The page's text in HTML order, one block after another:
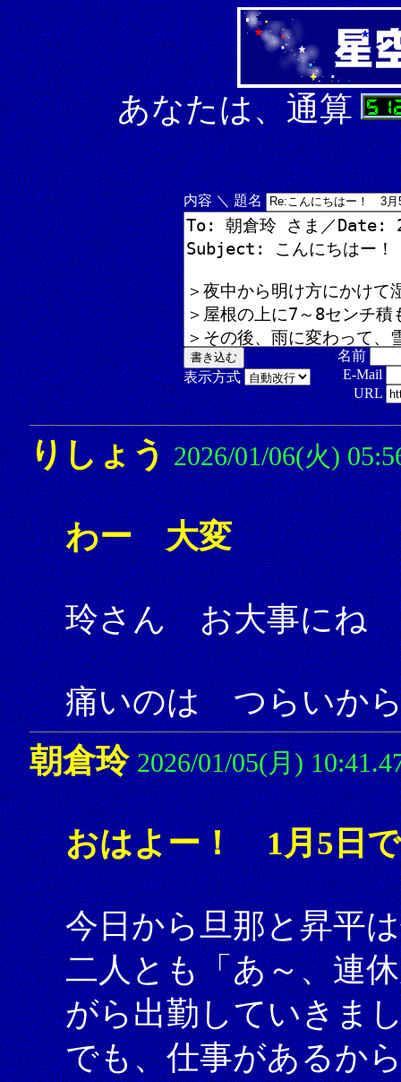
あなたは、通算
内容 ＼ 題名
表示方式
名前
E-Mail
URL
りしょう 2026/01/06(火)
わー 大変
玲さん お大事にね
痛いのは つらいか
朝倉玲 2026/01/05(月)
おはよー！ 1月5日
今日から旦那と昇平
二人とも「あ～、連
がら出勤していきま
でも、仕事があるか